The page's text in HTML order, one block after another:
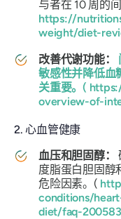
与者在 10 周的
https://
weight/diet-
改善代谢功能：
敏感性并降低血
关重要。(
overview-of-
2. 心血管健康
血压和胆固醇：
度脂蛋白胆固醇
危险因素。(
conditions/
diet/faq-